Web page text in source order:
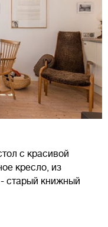
с красивой
кресло, из
старый книжный